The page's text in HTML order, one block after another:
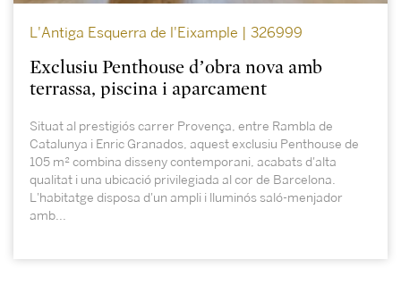
L'Antiga Esquerra de l'Eixample | 326999
Exclusiu Penthouse d’obra nova amb
terrassa, piscina i aparcament
Situat al prestigiós carrer Provença, entre Rambla de
Catalunya i Enric Granados, aquest exclusiu Penthouse de
105 m² combina disseny contemporani, acabats d'alta
qualitat i una ubicació privilegiada al cor de Barcelona.
L'habitatge disposa d'un ampli i lluminós saló-menjador
amb...